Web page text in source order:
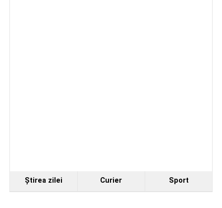
Ştirea zilei Curier Sport